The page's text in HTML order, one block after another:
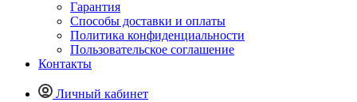
Гарантия
Способы доставки и оплаты
Политика конфиденциальности
Пользовательское соглашение
Контакты
Личный кабинет